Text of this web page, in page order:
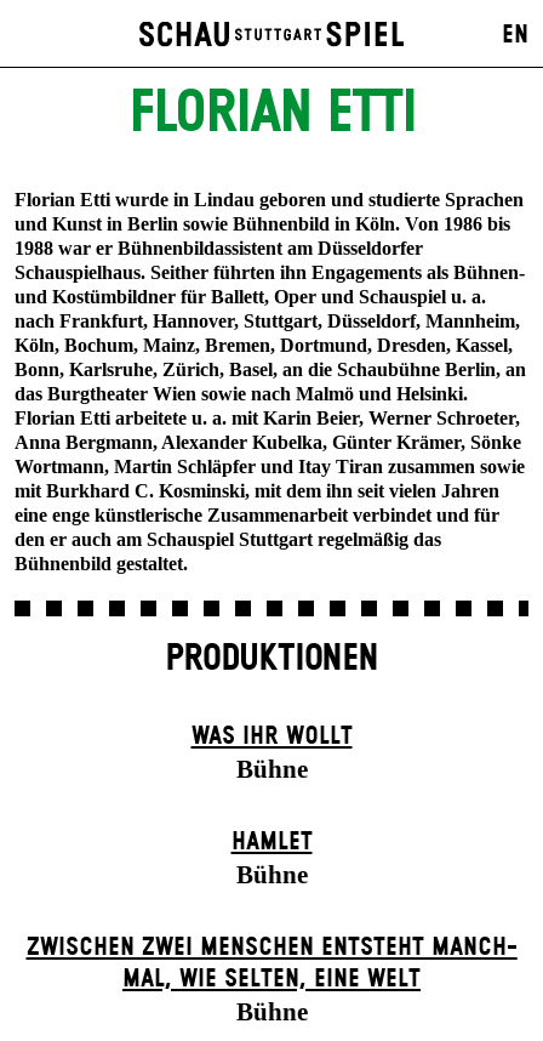
EN
FLORIAN ETTI
Florian Etti wurde in Lindau geboren und studierte Sprachen
und Kunst in Berlin sowie Bühnenbild in Köln. Von 1986 bis
1988 war er Bühnenbildassistent am Düsseldorfer
Schauspielhaus. Seither führten ihn Engagements als Bühnen-
und Kostümbildner für Ballett, Oper und Schauspiel u. a.
nach Frankfurt, Hannover, Stuttgart, Düsseldorf, Mannheim,
Köln, Bochum, Mainz, Bremen, Dortmund, Dresden, Kassel,
Bonn, Karlsruhe, Zürich, Basel, an die Schaubühne Berlin, an
das Burgtheater Wien sowie nach Malmö und Helsinki.
Florian Etti arbeitete u. a. mit Karin Beier, Werner Schroeter,
Anna Bergmann, Alexander Kubelka, Günter Krämer, Sönke
Wortmann, Martin Schläpfer und Itay Tiran zusammen sowie
mit Burkhard C. Kosminski, mit dem ihn seit vielen Jahren
eine enge künstlerische Zusammenarbeit verbindet und für
den er auch am Schauspiel Stuttgart regelmäßig das
Bühnenbild gestaltet.
PRODUKTIONEN
WAS IHR WOLLT
Bühne
HAMLET
Bühne
ZWISCHEN ZWEI MENSCHEN ENT­STEHT MANCH­
MAL, WIE SELTEN, EINE WELT
Bühne